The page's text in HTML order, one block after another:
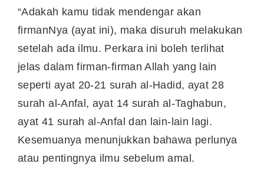
“Adakah kamu tidak mendengar akan
firmanNya (ayat ini), maka disuruh melakukan
setelah ada ilmu. Perkara ini boleh terlihat
jelas dalam firman-firman Allah yang lain
seperti ayat 20-21 surah al-Hadid, ayat 28
surah al-Anfal, ayat 14 surah al-Taghabun,
ayat 41 surah al-Anfal dan lain-lain lagi.
Kesemuanya menunjukkan bahawa perlunya
atau pentingnya ilmu sebelum amal.